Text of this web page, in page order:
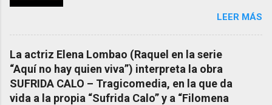
También reproducimos integro el articulo que
en el año 2000 publico Ángel Arnaiz recogiendo
información de primera mano que le
suministraron David (nieto de Filomena) y
algunos vecinos mas del pueblo.
Dejamos para otro momento la ...
completo emitido en CUARTO MILENIO En
Facebook otra copia con mejor resolución:
Facebook CUARTO MILENIO - Filomena Arias.
LEER MÁS
La actriz Elena Lombao (Raquel en la serie
“Aquí no hay quien viva”) interpreta la obra
SUFRIDA CALO – Tragicomedia, en la que da
vida a la propia “Sufrida Calo” y a “Filomena